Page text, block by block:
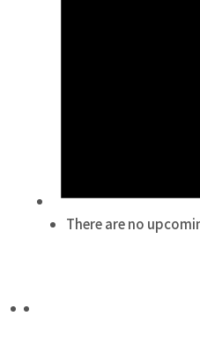
There are no